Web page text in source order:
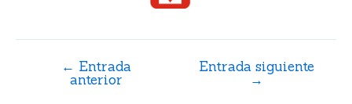
← Entrada
anterior
Entrada siguiente
→